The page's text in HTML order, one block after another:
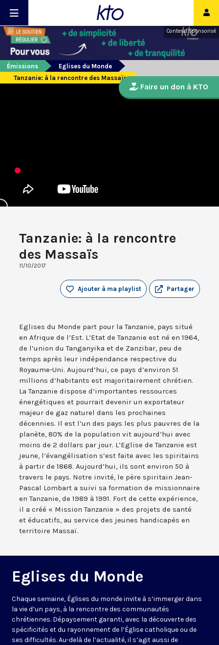
Contenu sponsorisé
Émissions
Eglises du Monde
Tanzanie: à la rencontre des Massaïs
Tanzanie: à la rencontre
des Massaïs
11/10/2017
Partager
Ajouter à ma playlist
Eglises du Monde part pour la Tanzanie, pays situé
en Afrique de l’Est. L’Etat de Tanzanie est né en 1964,
de l’union du Tanganyika et de Zanzibar, peu de
temps après leur indépendance respective du
Royaume-Uni. Aujourd’hui, ce pays d’environ 51
millions d’habitants est majoritairement chrétien.
La Tanzanie dispose d’importantes ressources
énergétiques et pourrait devenir un exportateur
majeur de gaz naturel dans les prochaines
décennies. Il est l’un des pays les plus pauvres de la
planète, 80% de la population vit aujourd’hui avec
moins de 2 dollars par jour. L’Eglise de Tanzanie est
jeune, l’évangélisation s’est faite avec les spiritains
à partir de 1868. Aujourd’hui, ils sont environ 50 à
travers le pays. Notre invité, le père spiritain Jean-
Pascal Lombart a suivi sa formation de missionnaire
en Tanzanie, de 1989 à 1991. Fort de cette expérience,
il a créé « Mission Tanzanie » des projets de santé
et éducatifs, au service des jeunes handicapés en
territoire Massaï.
Eglises du Monde
Chaque semaine, Églises du monde invite à s’immerger dans
la vie d’un pays, à la rencontre des communautés
chrétiennes. Dépaysement garanti, avec la découverte des
spécificités et du rayonnement de l’Église catholique ou de
ses difficultés. Au-delà de l’actualité, il s’agit aussi de
Faire un don à KTO